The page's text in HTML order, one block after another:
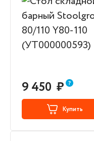
9 450 ₽
Купить